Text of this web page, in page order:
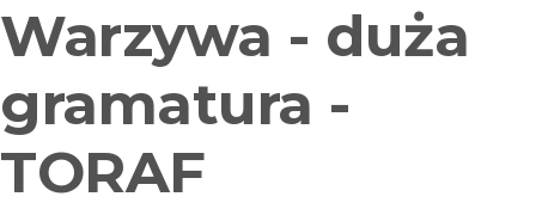
Warzywa - duża
gramatura -
TORAF